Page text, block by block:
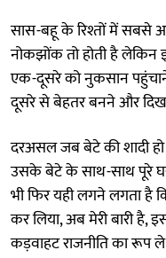
सास-बहू के रिश्तों में सबसे
नोकझोंक तो होती है
एक-दूसरे को नुकसान
दूसरे से बेहतर बनने और
दरअसल जब बेटे की शादी हो
उसके बेटे के साथ-साथ पूरे
भी फिर यही लगने लगता है
कर लिया, अब मेरी बारी है,
कड़वाहट राजनीति का रूप